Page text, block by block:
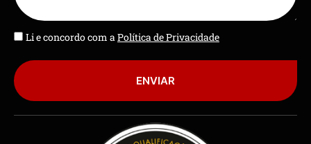
Li e concordo com aPolítica de Privacidade
ENVIAR